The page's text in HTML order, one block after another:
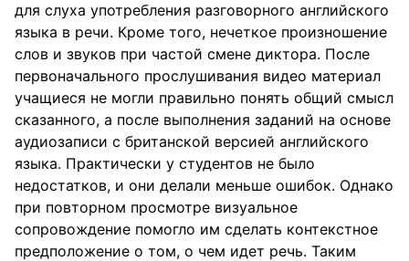
для слуха употребления разговорного английского
языка в речи. Кроме того, нечеткое произношение
слов и звуков при частой смене диктора. После
первоначального прослушивания видео материал
учащиеся не могли правильно понять общий смысл
сказанного, а после выполнения заданий на основе
аудиозаписи с британской версией английского
языка. Практически у студентов не было
недостатков, и они делали меньше ошибок. Однако
при повторном просмотре визуальное
сопровождение помогло им сделать контекстное
предположение о том, о чем идет речь. Таким